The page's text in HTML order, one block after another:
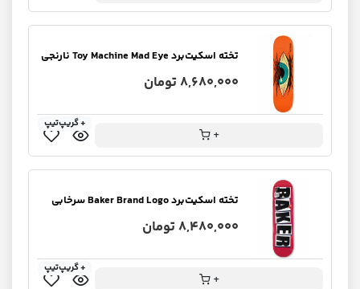
تخته اسکیت‌برد Toy Machine Mad Eye نارنجی
8,680,000 تومان
+
+ گریپ‌تیپ
تخته اسکیت‌برد Baker ‌Brand Logo سرخابی
8,480,000 تومان
+
+ گریپ‌تیپ